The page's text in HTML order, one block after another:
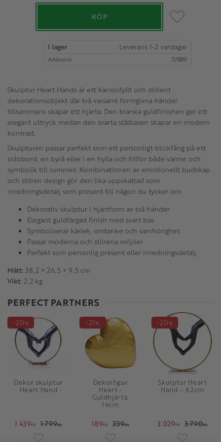
KÖP Lägg till i
I lager
Artikelnr 57889
Skulptur Heart Hands är ett känslofyllt och stilrent
dekorationsobjekt där två varsamt formgivna händer
tillsammans skapar ett hjärta. Den blanka guldfinishen ger ett
elegant uttryck medan den svarta stålbasen skapar en modern
kontrast.
Skulpturen passar perfekt som ett personligt blickfång på ett
sidobord, en byrå eller i en hylla och tillför både värme och
symbolik till rummet. Kombinationen av emotionellt budskap
och stilren design gör den lika uppskattad som
inredningsdetalj som present till någon du tycker om.
Dekorativ skulptur i hjärtform av två händer
Elegant guldfärgad finish med svart bas
Symboliserar kärlek, omtanke och samhörighet
Passar moderna och stilrena miljöer
Perfekt som personlig present eller inredningsdetalj
Mått: 38,2 × 26,5 × 9,5 cm
Vikt: 2,2 kg
PERFECT PARTNERS
Dekor skulptur
Heart Hand
1 439KR 1 799KR
20%
Dekorfigur
Heart -
Guldhjärta,
14cm
189KR 239KR
21%
Skulptur Heart
Hand – 62cm
3 029KR 3 790KR
20%